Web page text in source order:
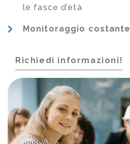
le fasce d’età
Monitoraggio costante
Richiedi informazioni!